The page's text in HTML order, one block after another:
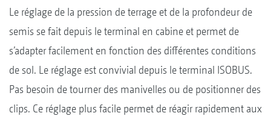
Le réglage de la pression de terrage et de la profondeur de
semis se fait depuis le terminal en cabine et permet de
s’adapter facilement en fonction des différentes conditions
de sol. Le réglage est convivial depuis le terminal ISOBUS.
Pas besoin de tourner des manivelles ou de positionner des
clips. Ce réglage plus facile permet de réagir rapidement aux